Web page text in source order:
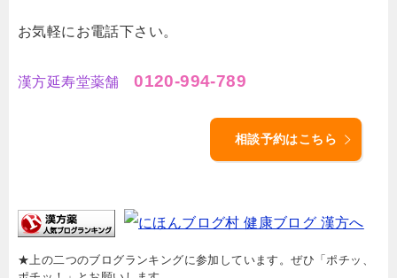
お気軽にお電話下さい。
漢方延寿堂薬舗 0120-994-789
相談予約はこちら
★上の二つのブログランキングに参加しています。ぜひ「ポチッ、